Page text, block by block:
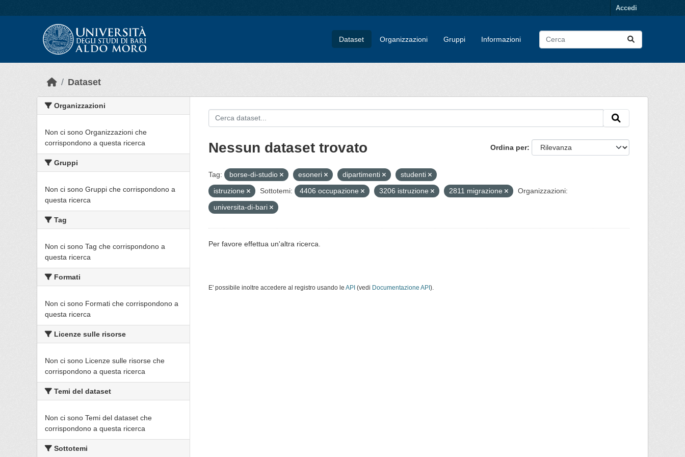
Accedi
Dataset Organizzazioni Gruppi Informazioni
Dataset
Organizzazioni
Non ci sono Organizzazioni che
corrispondono a questa ricerca
Gruppi
Non ci sono Gruppi che corrispondono a
questa ricerca
Tag
Non ci sono Tag che corrispondono a
questa ricerca
Formati
Non ci sono Formati che corrispondono a
questa ricerca
Licenze sulle risorse
Non ci sono Licenze sulle risorse che
corrispondono a questa ricerca
Temi del dataset
Non ci sono Temi del dataset che
corrispondono a questa ricerca
Sottotemi
Ordina per
Nessun dataset trovato
Tag: borse-di-studio esoneri dipartimenti
studenti
istruzione
Sottotemi: 4406 occupazione 3206 istruzione 2811 migrazione
Organizzazioni:
universita-di-bari
Per favore effettua un'altra ricerca.
E' possibile inoltre accedere al registro usando le API (vedi Documentazione API ).